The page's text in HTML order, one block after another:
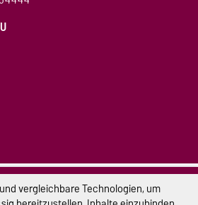
Impressum
vergleichbare Technologien, um